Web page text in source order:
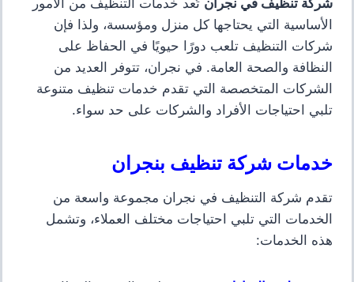
شركة تنظيف في نجران تُعد خدمات التنظيف من الأمور
الأساسية التي يحتاجها كل منزل ومؤسسة، ولذا فإن
شركات التنظيف تلعب دورًا حيويًا في الحفاظ على
النظافة والصحة العامة. في نجران، تتوفر العديد من
الشركات المتخصصة التي تقدم خدمات تنظيف متنوعة
تلبي احتياجات الأفراد والشركات على حد سواء.
خدمات شركة تنظيف بنجران
تقدم شركة التنظيف في نجران مجموعة واسعة من
الخدمات التي تلبي احتياجات مختلف العملاء، وتشمل
هذه الخدمات: